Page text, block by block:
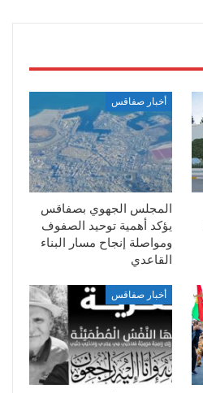
أخبار صفاقس
المجلس الجهوي بصفاقس
يؤكد أهمية توحيد الصفوف
ومواصلة إنجاح مسار البناء
القاعدي
أخبار صفاقس